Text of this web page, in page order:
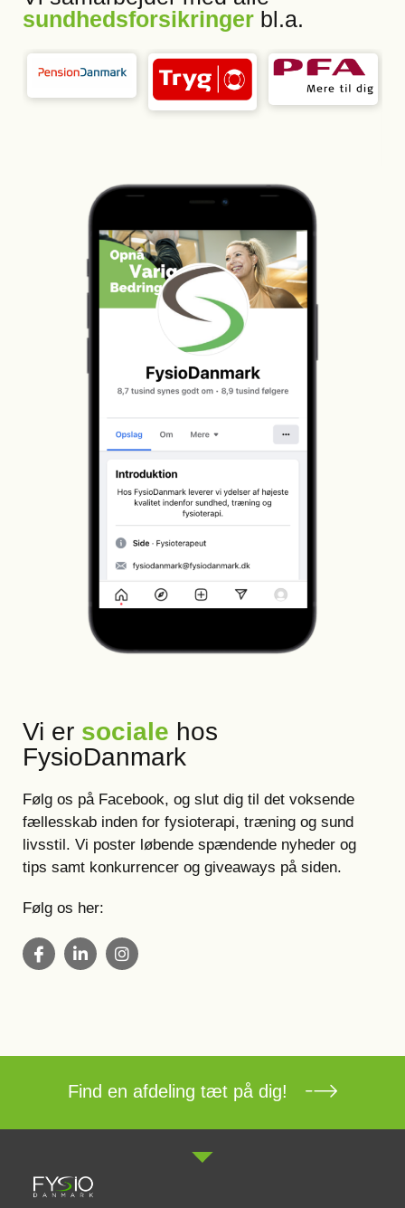
sundhedsforsikringer bl.a.
Vi er sociale hos
FysioDanmark
Følg os på Facebook, og slut dig til det voksende
fællesskab inden for fysioterapi, træning og sund
livsstil. Vi poster løbende spændende nyheder og
tips samt konkurrencer og giveaways på siden.
Følg os her:
Find en afdeling tæt på dig!